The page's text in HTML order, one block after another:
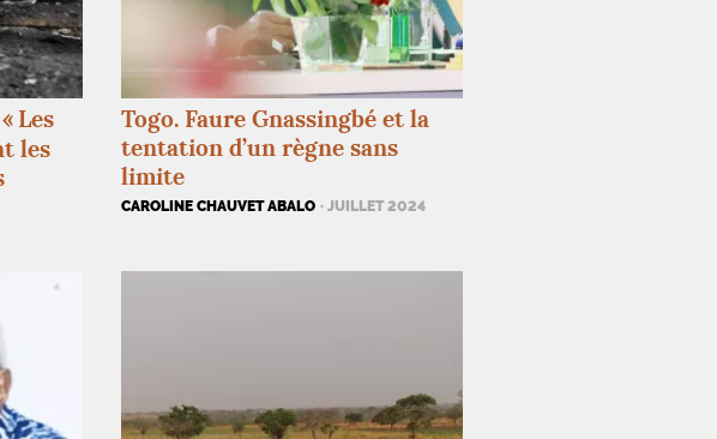
Les
les
Togo. Faure Gnassingbé et la
tentation d’un règne sans
limite
CAROLINE CHAUVET ABALO · JUILLET 2024